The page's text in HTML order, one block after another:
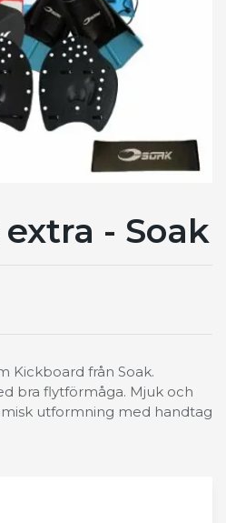
- Soak
Kickboard från Soak.
bra flytförmåga. Mjuk och
utformning med handtag